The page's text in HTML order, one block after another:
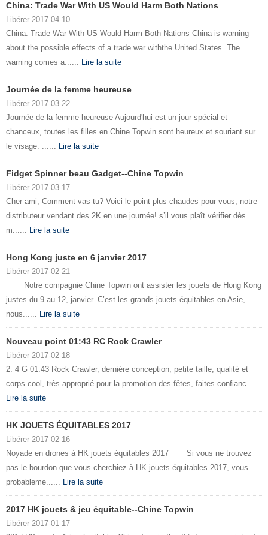
China: Trade War With US Would Harm Both Nations
Libérer 2017-04-10
China: Trade War With US Would Harm Both Nations China is warning
about the possible effects of a trade war withthe United States. The
warning comes a...... Lire la suite
Journée de la femme heureuse
Libérer 2017-03-22
Journée de la femme heureuse Aujourd'hui est un jour spécial et
chanceux, toutes les filles en Chine Topwin sont heureux et souriant sur
le visage. ...... Lire la suite
Fidget Spinner beau Gadget--Chine Topwin
Libérer 2017-03-17
Cher ami, Comment vas-tu? Voici le point plus chaudes pour vous, notre
distributeur vendant des 2K en une journée! s’il vous plaît vérifier dès
m...... Lire la suite
Hong Kong juste en 6 janvier 2017
Libérer 2017-02-21
Notre compagnie Chine Topwin ont assister les jouets de Hong Kong
justes du 9 au 12, janvier. C’est les grands jouets équitables en Asie,
nous...... Lire la suite
Nouveau point 01:43 RC Rock Crawler
Libérer 2017-02-18
2. 4 G 01:43 Rock Crawler, dernière conception, petite taille, qualité et
corps cool, très approprié pour la promotion des fêtes, faites confianc......
Lire la suite
HK JOUETS ÉQUITABLES 2017
Libérer 2017-02-16
Noyade en drones à HK jouets équitables 2017 Si vous ne trouvez
pas le bourdon que vous cherchiez à HK jouets équitables 2017, vous
probableme...... Lire la suite
2017 HK jouets & jeu équitable--Chine Topwin
Libérer 2017-01-17